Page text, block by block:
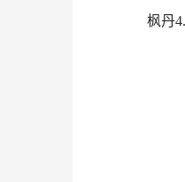
枫丹